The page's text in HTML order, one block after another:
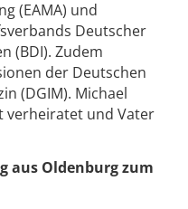
(EAMA) und
Deutscher
(BDI). Zudem
der Deutschen
(DGIM). Michael
verheiratet und Vater
aus Oldenburg zum